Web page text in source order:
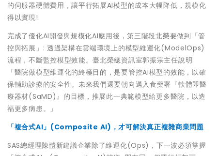
的伺服器硬體費用，讓平行拓展AI模型的成本大幅降低，規模化
得以實現!
完成了優化AI開發與規模化AI應用後，第三階段北榮要做到「管
控與拓展」: 透過架構在雲端環境上的模型維運化(ModelOps)
流程，不斷監控模型效能。臺北榮總資訊室郭振宗主任說明:
「醫院做模型維運化的終極目的，是要管控AI模型的效能，以確
保輔助診療的安全性。未來我們還要朝向邁入食藥署『軟體即醫
療器材(SaMD)』的目標，推展此一典範模型給更多醫院，以造
福更多病患。」
「複合式AI」(Composite AI)，才可解決真正複雜商業問題
SAS總經理陳愷新建議企業除了維運化(Ops)，下一波必須掌握